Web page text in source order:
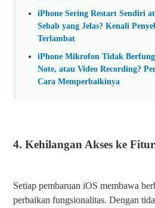
iPhone Sering Restart Sendiri
Sebab yang Jelas? Kenali
Terlambat
iPhone Mikrofon Tidak
Note, atau Video Recording?
Cara Memperbaikinya
4. Kehilangan Akses ke
Setiap pembaruan iOS membawa
perbaikan fungsionalitas. Dengan